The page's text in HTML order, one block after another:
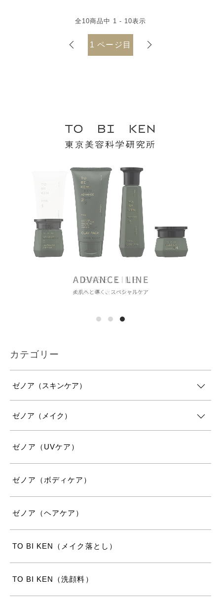
全10商品中 1 - 10表示
1ページ目
カテゴリー
ゼノア（スキンケア）
ゼノア（メイク）
ゼノア（UVケア）
ゼノア（ボディケア）
ゼノア（ヘアケア）
TO BI KEN（メイク落とし）
TO BI KEN（洗顔料）